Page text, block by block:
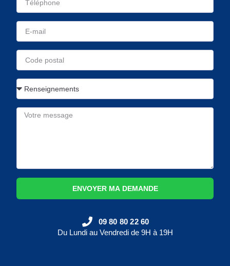
ENVOYER MA DEMANDE
09 80 80 22 60
Du Lundi au Vendredi de 9H à 19H